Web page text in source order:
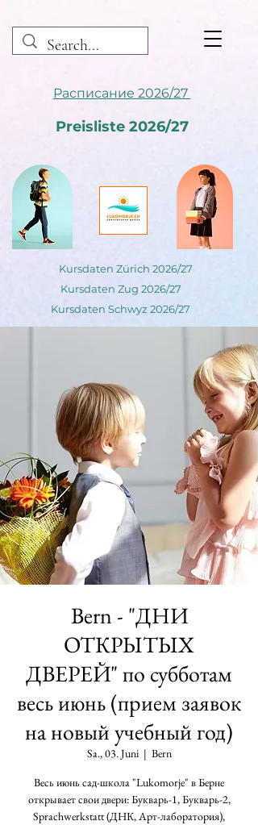
Расписание 2026/27
Preisliste 2026/27
Kursdaten Zürich 2026/27
Kursdaten Zug 2026/27
Kursdaten Schwyz 2026/27
Bern - "ДНИ
ОТКРЫТЫХ
ДВЕРЕЙ" по субботам
весь июнь (прием заявок
на новый учебный год)
Sa., 03. Juni
  |
Bern
Весь июнь сад-школа "Lukomorje" в Берне
открывает свои двери: Букварь-1, Букварь-2,
Sprachwerkstatt (ДНК, Арт-лаборатория),